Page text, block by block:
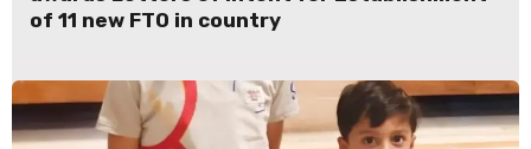
of 11 new FTO in country